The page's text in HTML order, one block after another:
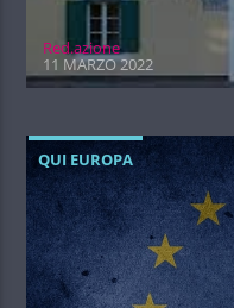
Red.azione
11 MARZO 2022
QUI EUROPA